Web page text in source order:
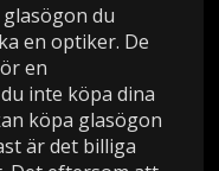
du
en optiker. De
en
inte köpa dina
köpa glasögon
är det billiga